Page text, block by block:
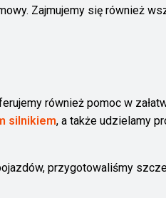
Zajmujemy się również
również pomoc w
silnikiem, a także udzielamy
przygotowaliśmy